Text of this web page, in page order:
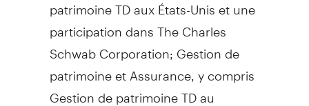
participation dans The Charles
Schwab Corporation;Gestion de
patrimoine et Assurance, y compris
Gestion depatrimoine TD au